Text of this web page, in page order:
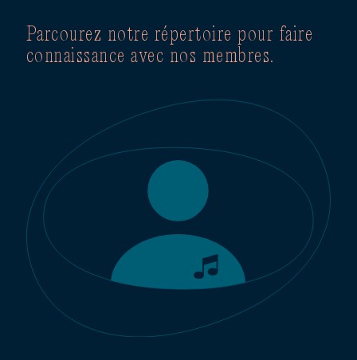
Parcourez notre répertoire pour faire
connaissance avec nos membres.